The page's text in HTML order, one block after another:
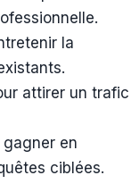
la
attirer un trafic
gagner en
ciblées.